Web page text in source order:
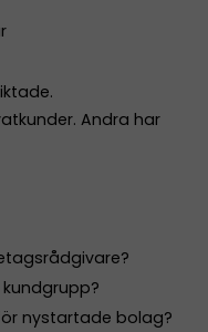
Andra har
nystartade bolag?